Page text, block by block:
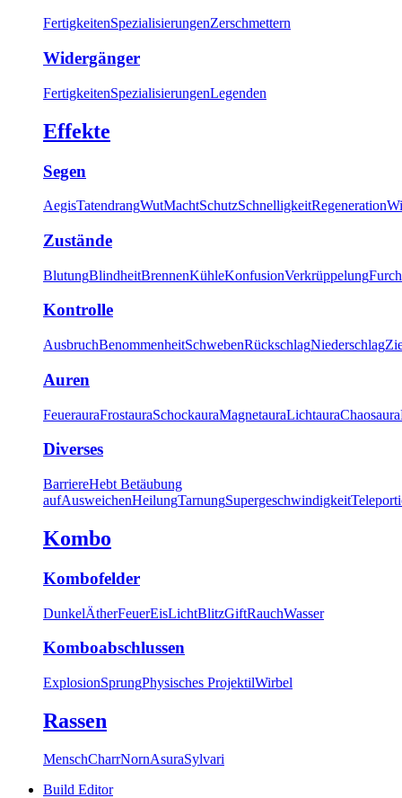
FertigkeitenSpezialisierungenZerschmettern
Widergänger
FertigkeitenSpezialisierungenLegenden
Effekte
Segen
AegisTatendrangWutMachtSchutzSchnelligkeitRegeneration
Zustände
BlutungBlindheitBrennenKühleKonfusionVerkrüppelung
Kontrolle
AusbruchBenommenheitSchwebenRückschlagNiederschlag
Auren
FeuerauraFrostauraSchockauraMagnetauraLichtauraChaosaura
Diverses
BarriereHebt Betäubung
aufAusweichenHeilungTarnungSupergeschwindigkeit
Kombo
Kombofelder
DunkelÄtherFeuerEisLichtBlitzGiftRauchWasser
Komboabschlussen
ExplosionSprungPhysisches ProjektilWirbel
Rassen
MenschCharrNornAsuraSylvari
Build Editor